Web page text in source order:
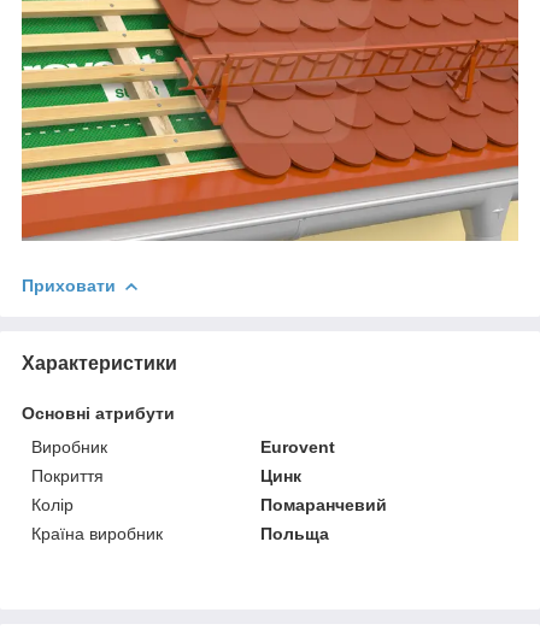
Приховати
Характеристики
Основні атрибути
Виробник
Eurovent
Покриття
Цинк
Колір
Помаранчевий
Країна виробник
Польща